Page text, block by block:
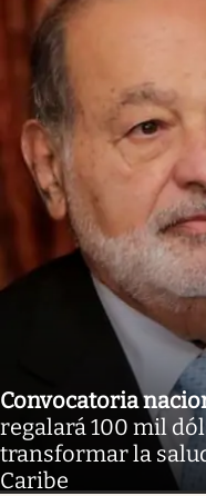
Convocatoria
regalará 100 mil
transformar la
Caribe